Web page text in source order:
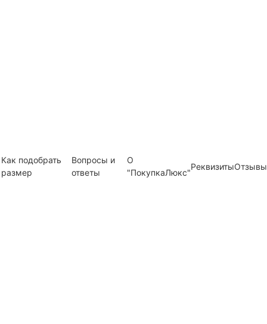
Как подобрать
размер
Вопросы и
ответы
О
"ПокупкаЛюкс"
РеквизитыОтзывы